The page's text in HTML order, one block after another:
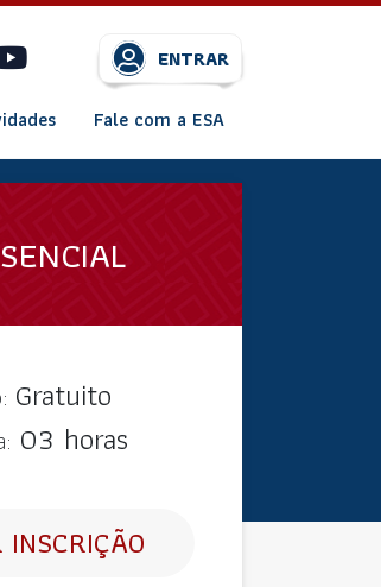
ENTRAR
Fale com a ESA
Gratuito
03 horas
INSCRIÇÃO